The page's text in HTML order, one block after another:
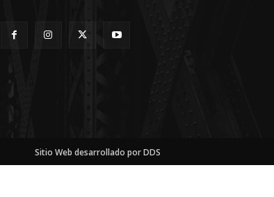
Sitio Web desarrollado por DDS